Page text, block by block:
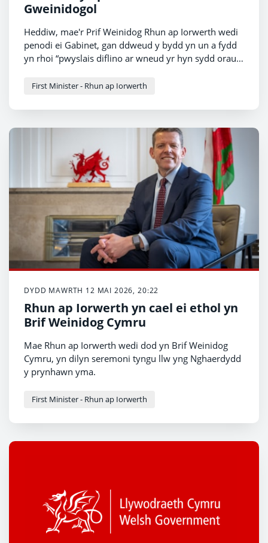
Gweinidogol
Heddiw, mae'r Prif Weinidog Rhun ap Iorwerth wedi
penodi ei Gabinet, gan ddweud y bydd yn un a fydd
yn rhoi “pwyslais diflino ar wneud yr hyn sydd orau i
First Minister - Rhun ap Iorwerth
DYDD MAWRTH 12 MAI 2026, 20:22
Rhun ap Iorwerth yn cael ei ethol yn
Brif Weinidog Cymru
Mae Rhun ap Iorwerth wedi dod yn Brif Weinidog
Cymru, yn dilyn seremoni tyngu llw yng Nghaerdydd
y prynhawn yma.
First Minister - Rhun ap Iorwerth